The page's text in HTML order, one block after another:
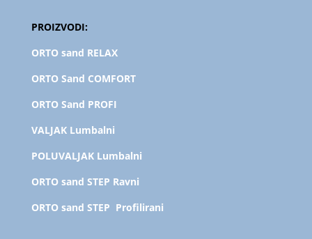
PROIZVODI:
ORTO sand RELAX
ORTO Sand COMFORT
ORTO Sand PROFI
VALJAK Lumbalni
POLUVALJAK Lumbalni
ORTO sand STEP Ravni
ORTO sand STEP Profilirani